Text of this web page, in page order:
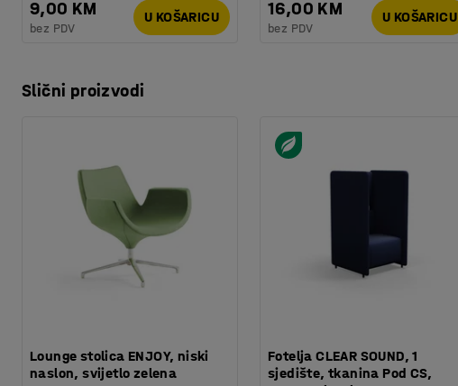
9,00 KM
bez PDV
U KOŠARICU 16,00 KM
bez PDV
U KOŠARICU
Slični proizvodi
Lounge stolica ENJOY, niski
naslon, svijetlo zelena
Fotelja CLEAR SOUND, 1
sjedište, tkanina Pod CS,